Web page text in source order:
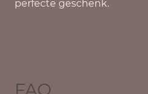
perfecte geschenk.
FAQ